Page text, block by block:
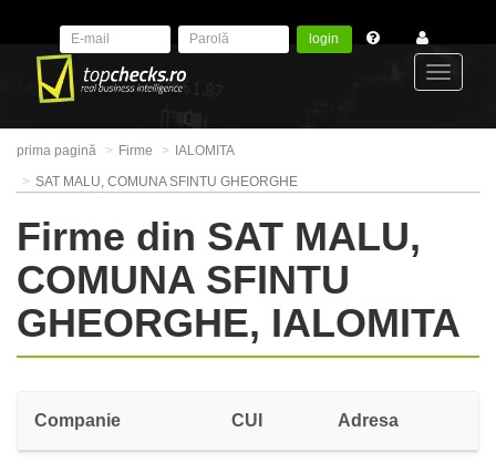
login
prima pagină Firme
IALOMITA
SAT MALU, COMUNA SFINTU GHEORGHE
Firme din SAT MALU,
COMUNA SFINTU
GHEORGHE, IALOMITA
Companie CUI Adresa